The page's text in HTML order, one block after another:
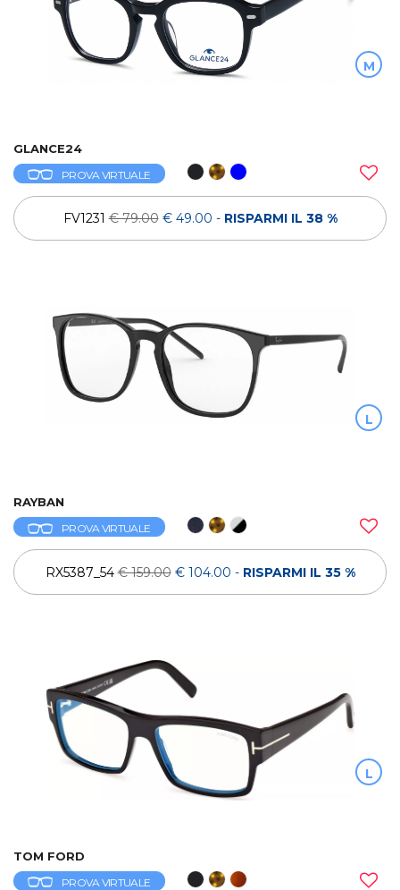
M
GLANCE24
PROVA VIRTUALE
FV1231€ 79.00 € 49.00 - RISPARMI IL 38 %
L
RAYBAN
PROVA VIRTUALE
RX5387_54€ 159.00 € 104.00 - RISPARMI IL 35 %
L
TOM FORD
PROVA VIRTUALE